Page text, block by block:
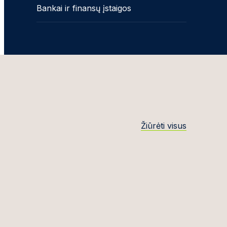
Bankai ir finansų įstaigos
Žiūrėti visus